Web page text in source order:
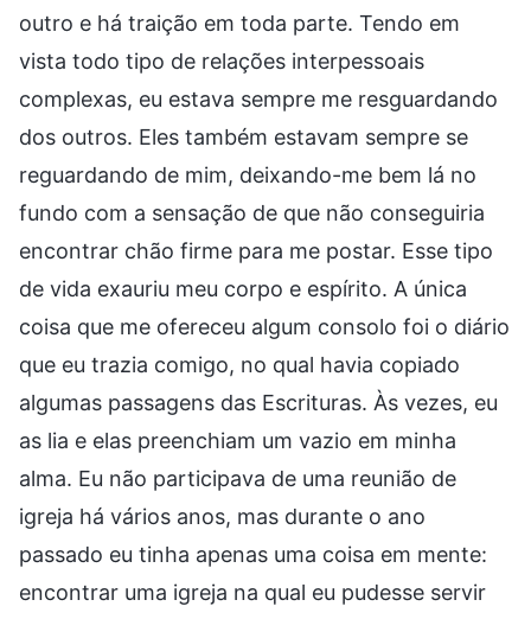
outro e há traição em toda parte. Tendo em
vista todo tipo de relações interpessoais
complexas, eu estava sempre me resguardando
dos outros. Eles também estavam sempre se
reguardando de mim, deixando-me bem lá no
fundo com a sensação de que não conseguiria
encontrar chão firme para me postar. Esse tipo
de vida exauriu meu corpo e espírito. A única
coisa que me ofereceu algum consolo foi o diário
que eu trazia comigo, no qual havia copiado
algumas passagens das Escrituras. Às vezes, eu
as lia e elas preenchiam um vazio em minha
alma. Eu não participava de uma reunião de
igreja há vários anos, mas durante o ano
passado eu tinha apenas uma coisa em mente:
encontrar uma igreja na qual eu pudesse servir